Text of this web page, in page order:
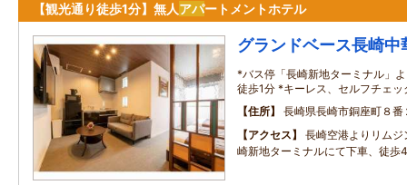
【観光通り徒歩1分】無人アパートメントホテル
グランドベース長崎中
*バス停「長崎新地ターミナル」
徒歩1分 *キーレス、セルフチェ
住所
長崎県長崎市銅座町８番
アクセス
長崎空港よりリム
崎新地ターミナルにて下車、徒歩